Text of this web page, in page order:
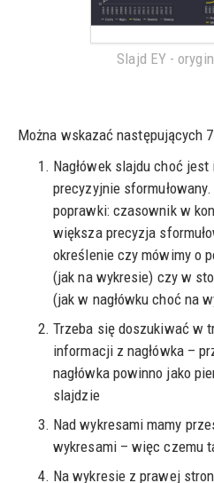
Slajd EY -
Można wskazać następujących
Nagłówek slajdu choć
precyzyjnie
poprawki: czasownik w
większa precyzja
określenie czy mówimy o
(jak na wykresie) czy w
(jak w nagłówku choć na
Trzeba się doszukiwać w
informacji z nagłówka –
nagłówka powinno jako
slajdzie
Nad wykresami mamy
wykresami – więc czemu
Na wykresie z prawej